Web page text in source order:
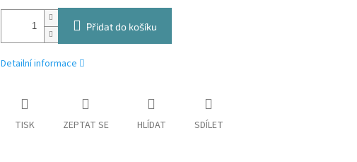
Přidat do košíku
Detailní informace
TISK ZEPTAT SE HLÍDAT SDÍLET